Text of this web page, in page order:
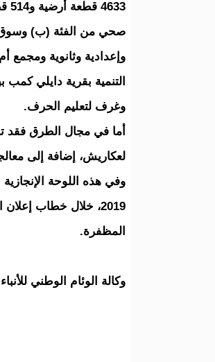
صحي من الفئة (ب) وسوق
التنمية بقرية دايلي
وغرف لتعليم الحرف.
أما في مجال الطرق فقد
لعكاريش، إضافة إلى
وفي هذه اللوحة
2019، خلال خطاب
المظفرة.
وكالة الوئام الوطني للأنباء